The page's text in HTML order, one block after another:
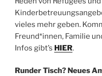
vieles mehr geben.
Freund*innen, Familie
Infos gibt’s HIER.
Runder Tisch? Neues